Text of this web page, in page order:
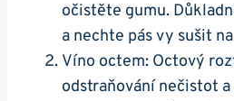
očistěte gumu.
a nechte pás vy ​sušit
Víno​ octem: Octový
odstraňování nečistot a